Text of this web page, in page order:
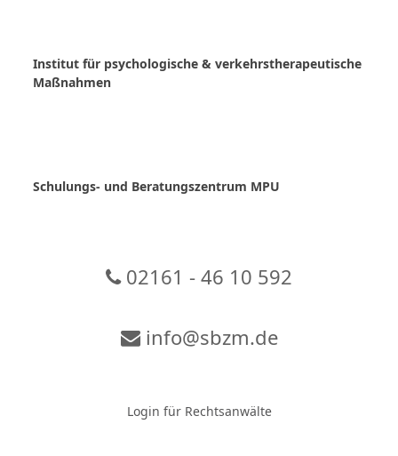
Institut für psychologische & verkehrstherapeutische
Maßnahmen
Schulungs- und Beratungszentrum MPU
02161 - 46 10 592
info@sbzm.de
Login für Rechtsanwälte